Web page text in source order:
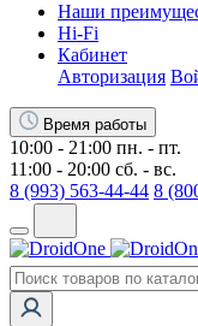
Наши
Hi-Fi
Кабинет
Авторизация
Время работы
10:00 - 21:00 пн. - пт.
11:00 - 20:00 сб. - вс.
8 (993) 563-44-44 8